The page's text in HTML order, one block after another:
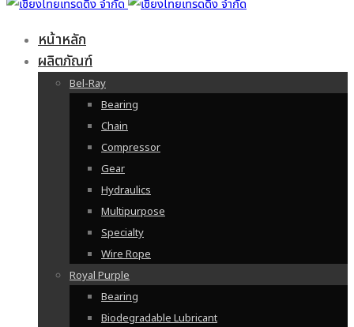
หน้าหลัก
ผลิตภัณฑ์
Bel-Ray
Bearing
Chain
Compressor
Gear
Hydraulics
Multipurpose
Specialty
Wire Rope
Royal Purple
Bearing
Biodegradable Lubricant